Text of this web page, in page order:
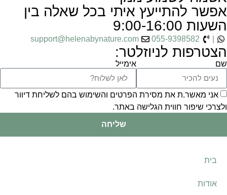
אפשר להתייעץ איתי בכל שאלה בין
השעות 9:00-16:00
055-9398582
support@helenabynature.com
הצטרפות לניוזלטר:
שם אימייל
אני מאשר.ת את מסירת הפרטים והשימוש בהם לשליחת דיוור
ולצרכי שיפור חווית הגלישה באתר.
שליחה
בית
אודות